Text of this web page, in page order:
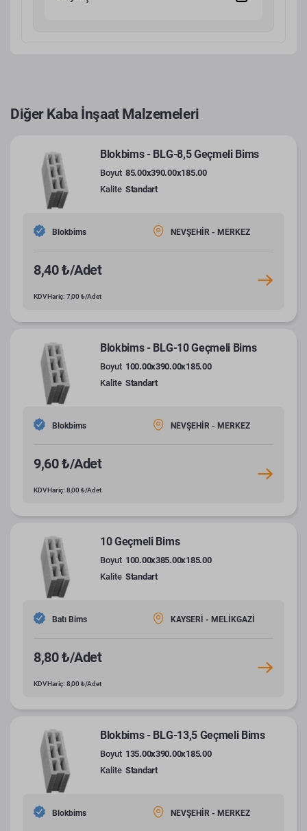
Diğer Kaba İnşaat Malzemeleri
Blokbims - BLG-8,5 Geçmeli Bims
Boyut 85.00x390.00x185.00
Kalite Standart
Blokbims NEVŞEHİR - MERKEZ
8,40 ₺/Adet
KDV Hariç: 7,00 ₺/Adet
Blokbims - BLG-10 Geçmeli Bims
Boyut 100.00x390.00x185.00
Kalite Standart
Blokbims NEVŞEHİR - MERKEZ
9,60 ₺/Adet
KDV Hariç: 8,00 ₺/Adet
10 Geçmeli Bims
Boyut 100.00x385.00x185.00
Kalite Standart
Batı Bims KAYSERİ - MELİKGAZİ
8,80 ₺/Adet
KDV Hariç: 8,00 ₺/Adet
Blokbims - BLG-13,5 Geçmeli Bims
Boyut 135.00x390.00x185.00
Kalite Standart
Blokbims NEVŞEHİR - MERKEZ